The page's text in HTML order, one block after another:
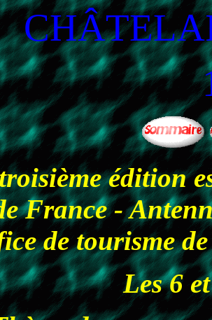
édition
France -
de tourisme
Les 6